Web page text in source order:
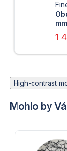
1
High-contrast
Mohlo by